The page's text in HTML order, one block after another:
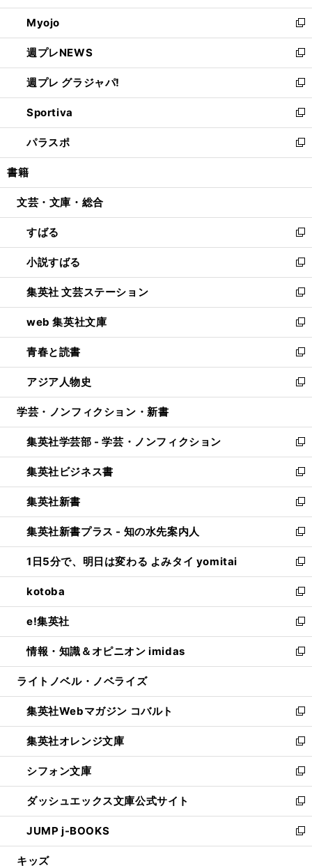
開
く
ウ
で
開
く
ン
ド
ウ
で
開
く
ウ
ィ
ン
ド
ウ
で
開
く
Myojo
新
し
い
ウ
ィ
ン
ド
ウ
で
開
週プレNEWS
新
し
い
ウ
ィ
ン
ド
ウ
開
週プレ グラジャパ!
新
し
い
ウ
ィ
ン
ウ
開
く
Sportiva
新
し
い
ウ
ン
ウ
で
開
く
パラスポ
新
し
ウ
ン
ド
ウ
で
開
く
書籍
文芸・文庫・総合
すばる
新
し
い
ウ
ィ
ン
ド
ウ
で
開
く
小説すばる
新
し
い
ウ
ィ
ン
ド
ウ
で
開
集英社 文芸ステーション
新
し
い
ウ
ィ
ン
ド
ウ
開
く
web 集英社文庫
新
し
い
ウ
ィ
ン
ウ
で
開
く
青春と読書
新
し
い
ウ
ン
ド
ウ
で
開
く
アジア人物史
新
し
ウ
ィ
ン
ド
ウ
で
開
く
学芸・ノンフィクション・新書
集英社学芸部 - 学芸・ノンフィクション
新
し
い
ウ
ィ
ン
ド
ウ
で
開
く
集英社ビジネス書
新
し
い
ウ
ィ
ン
ド
ウ
で
開
く
集英社新書
新
し
い
ウ
ィ
ン
ド
ウ
で
開
く
集英社新書プラス - 知の水先案内人
新
し
い
ウ
ィ
ン
ド
ウ
で
開
1日5分で、明日は変わる よみタイ yomitai
新
し
い
ウ
ィ
ン
ド
ウ
開
く
kotoba
新
し
い
ウ
ィ
ン
ウ
で
開
く
e!集英社
新
し
い
ウ
ン
ド
ウ
で
開
く
情報・知識＆オピニオン imidas
新
し
ウ
ィ
ン
ド
ウ
で
開
く
ライトノベル・ノベライズ
集英社Webマガジン コバルト
新
し
い
ウ
ィ
ン
ド
ウ
で
開
集英社オレンジ文庫
新
し
い
ウ
ィ
ン
ド
ウ
シフォン文庫
新
し
い
ウ
ィ
ン
ダッシュエックス文庫公式サイト
新
し
い
ウ
JUMP j-BOOKS
新
し
キッズ